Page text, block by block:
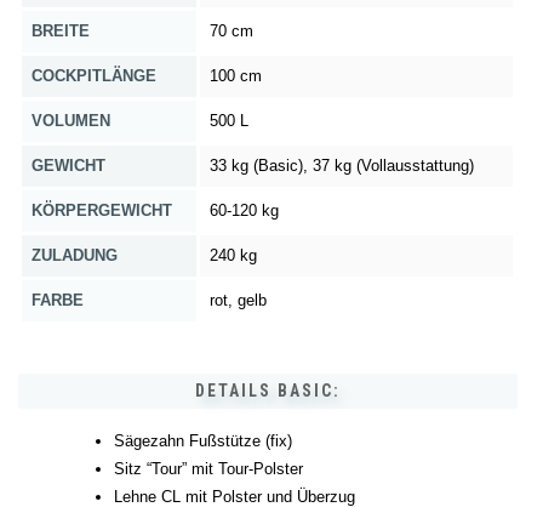
BREITE 70 cm
COCKPITLÄNGE 100 cm
VOLUMEN 500 L
GEWICHT 33 kg (Basic), 37 kg (Vollausstattung)
KÖRPERGEWICHT 60-120 kg
ZULADUNG 240 kg
FARBE rot, gelb
DETAILS BASIC:
Sägezahn Fußstütze (fix)
Sitz “Tour” mit Tour-Polster
Lehne CL mit Polster und Überzug